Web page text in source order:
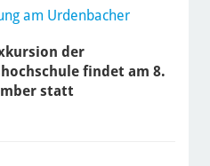
am Urdenbacher
der
findet am 8.
statt